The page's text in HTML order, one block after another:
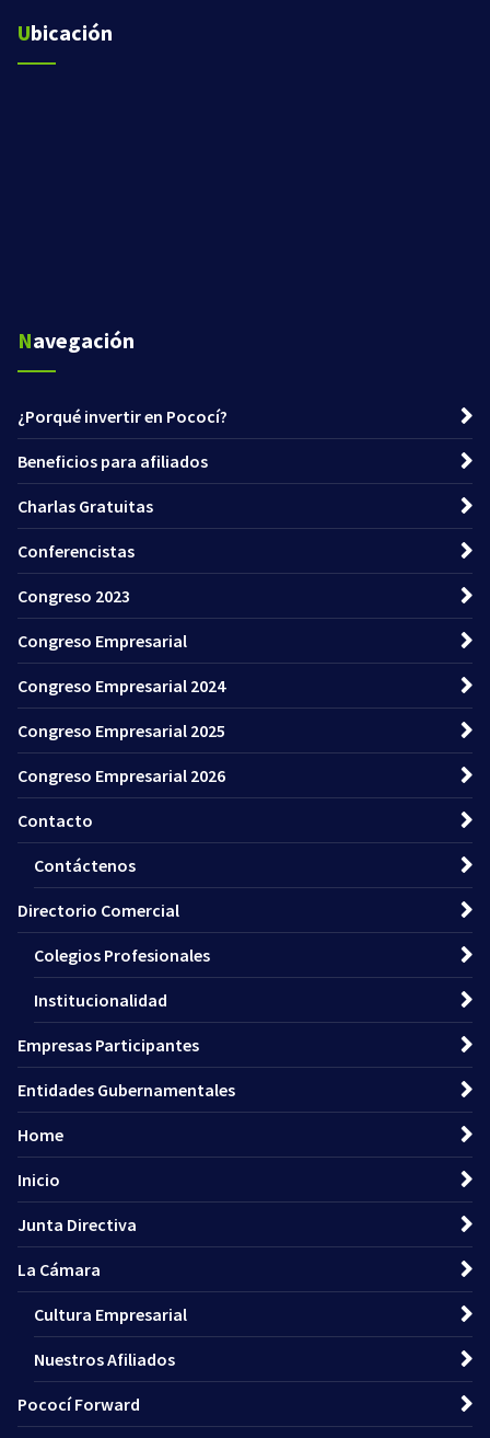
Ubicación
Navegación
¿Porqué invertir en Pococí?
Beneficios para afiliados
Charlas Gratuitas
Conferencistas
Congreso 2023
Congreso Empresarial
Congreso Empresarial 2024
Congreso Empresarial 2025
Congreso Empresarial 2026
Contacto
Contáctenos
Directorio Comercial
Colegios Profesionales
Institucionalidad
Empresas Participantes
Entidades Gubernamentales
Home
Inicio
Junta Directiva
La Cámara
Cultura Empresarial
Nuestros Afiliados
Pococí Forward